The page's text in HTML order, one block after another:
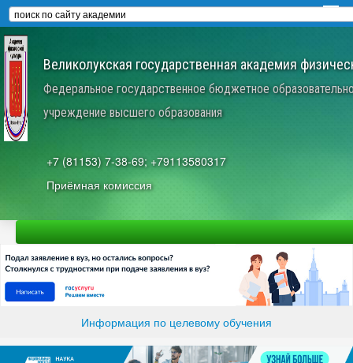
Великолукская государственная академия
Федеральное государственное бюджетное
учреждение высшего образования
+7 (81153) 7-38-69; +79113580317
Приёмная комиссия
Информация по целевому обучения